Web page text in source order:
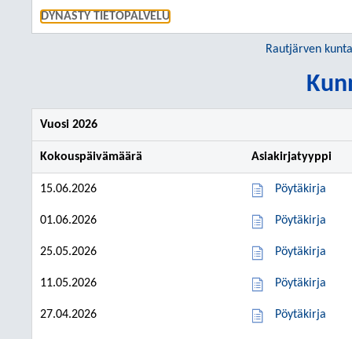
DYNASTY TIETOPALVELU
Rautjärven kunta
Vuosi 2026
Kokouspäivämäärä Asiakirjatyyppi
15.06.2026 Pöytäkirja
01.06.2026 Pöytäkirja
25.05.2026 Pöytäkirja
11.05.2026 Pöytäkirja
27.04.2026 Pöytäkirja